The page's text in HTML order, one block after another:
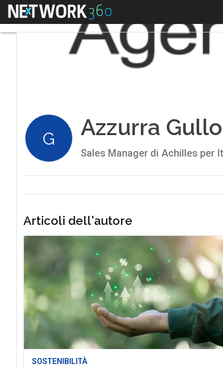
Menu
G Azzurra
Sales Manager di Achilles per
Articoli dell'autore
SOSTENIBILITÀ